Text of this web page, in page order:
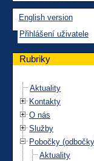
English version
Přihlášení uživatele
Rubriky
Aktuality
Kontakty
O nás
Služby
Pobočky
Aktuality